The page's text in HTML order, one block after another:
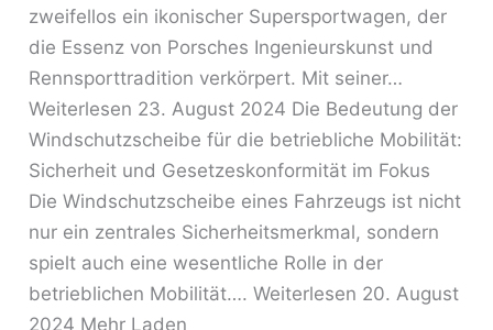
zweifellos ein ikonischer Supersportwagen, der
die Essenz von Porsches Ingenieurskunst und
Rennsporttradition verkörpert. Mit seiner…
Weiterlesen 23. August 2024 Die Bedeutung der
Windschutzscheibe für die betriebliche Mobilität:
Sicherheit und Gesetzeskonformität im Fokus
Die Windschutzscheibe eines Fahrzeugs ist nicht
nur ein zentrales Sicherheitsmerkmal, sondern
spielt auch eine wesentliche Rolle in der
betrieblichen Mobilität…. Weiterlesen 20. August
2024 Mehr Laden